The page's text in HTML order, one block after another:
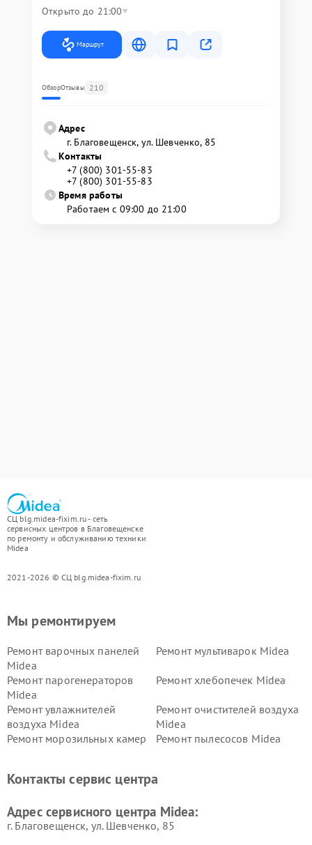
Открыто до 21:00
Маршрут
ОбзорОтзывы 210
Адрес
г. Благовещенск, ул. Шевченко, 85
Контакты
+7 (800) 301-55-83
+7 (800) 301-55-83
Время работы
Работаем с 09:00 до 21:00
СЦ blg.midea-fixim.ru - сеть
сервисных центров в Благовещенске
по ремонту и обслуживанию техники
Midea
2021-2026 © СЦ blg.midea-fixim.ru
Мы ремонтируем
Ремонт варочных панелей
Midea
Ремонт мультиварок Midea
Ремонт парогенераторов
Midea
Ремонт хлебопечек Midea
Ремонт увлажнителей
воздуха Midea
Ремонт очистителей воздуха
Midea
Ремонт морозильных камер
Ремонт пылесосов Midea
пылесосов Midea
Midea
Контакты сервис центра
Адрес сервисного центра Midea:
г. Благовещенск, ул. Шевченко, 85